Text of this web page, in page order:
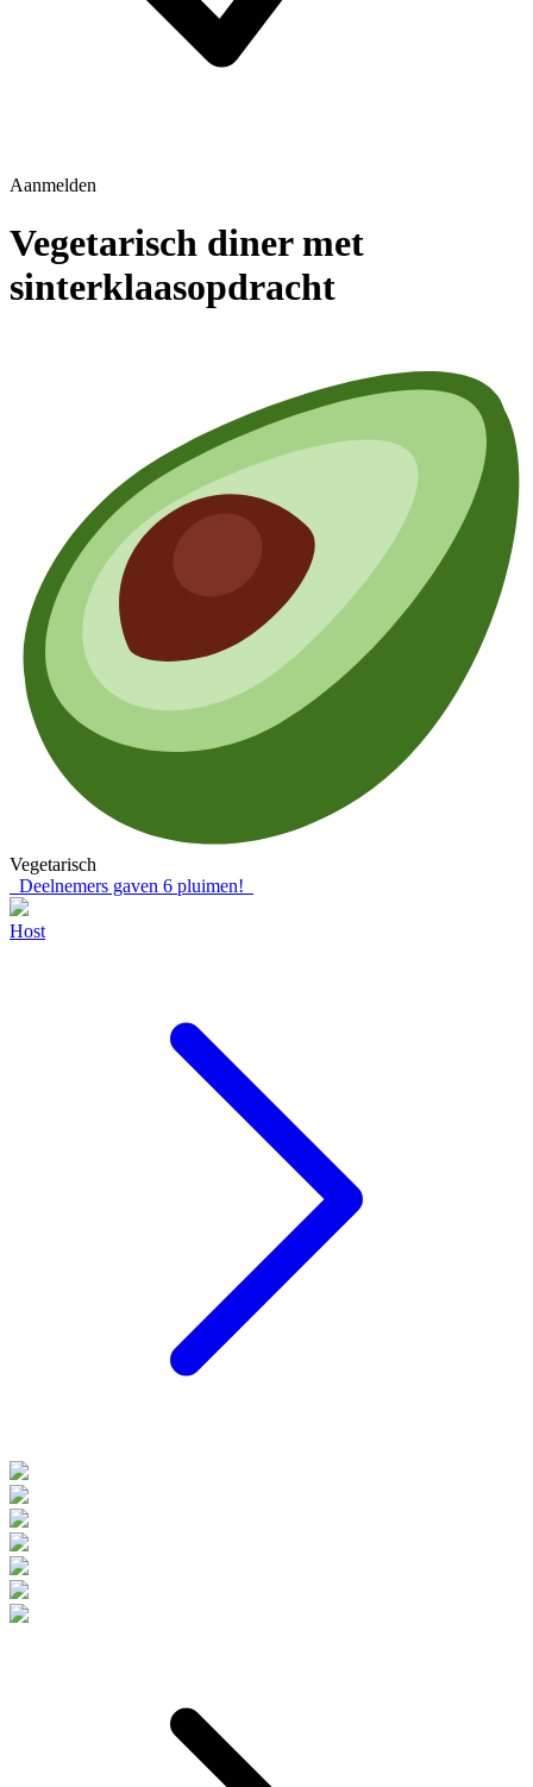
Aanmelden
Vegetarisch diner met
sinterklaasopdracht
Vegetarisch
Deelnemers gaven 6 pluimen!
Host